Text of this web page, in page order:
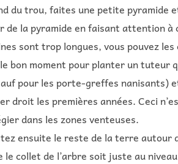
du trou, faites une petite pyramide
de la pyramide en faisant attention à
sont trop longues, vous pouvez les
bon moment pour planter un tuteur
pour les porte-greffes nanisants)
droit les premières années. Ceci
dans les zones venteuses.
ensuite le reste de la terre autour
le collet de l’arbre soit juste au